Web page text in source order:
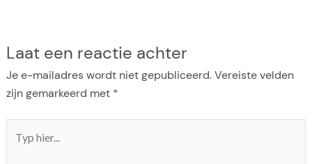
Laat een reactie achter
Je e-mailadres wordt niet gepubliceerd. Vereiste velden
zijn gemarkeerd met *
hier...